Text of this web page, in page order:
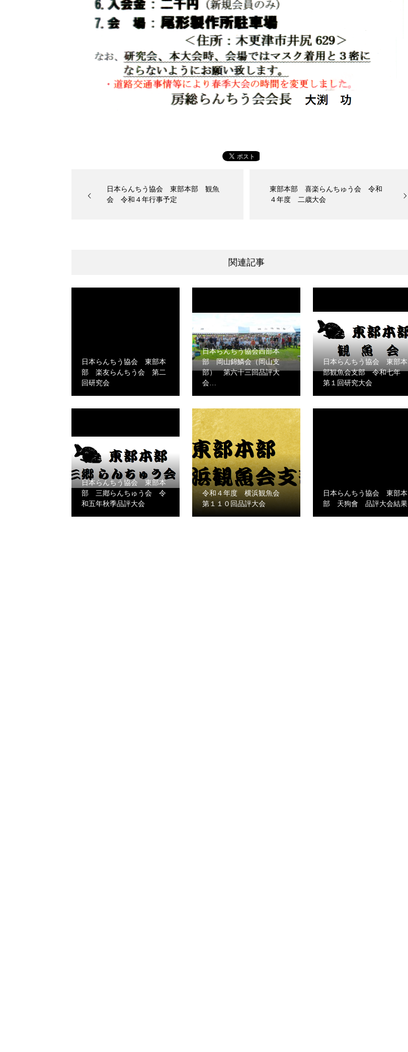
日本らんちう協会 東部本部 観魚
会 令和４年行事予定
東部本部 喜楽らんちゅう会 令和
４年度 二歳大会
関連記事
日本らんちう協会 東部本
部 楽友らんちう会 第二
回研究会
日本らんちう協会西部本
部 岡山錦鱗会（岡山支
部） 第六十三回品評大
会…
日本らんちう協会 東部本
部観魚会支部 令和七年
第１回研究大会
日本らんちう協会 東部本
部 三鄕らんちゅう会 令
和五年秋季品評大会
令和４年度 横浜観魚会
第１１０回品評大会
日本らんちう協会 東部本
部 天狗會 品評大会結果